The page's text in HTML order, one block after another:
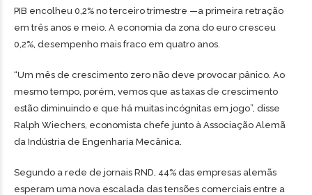
PIB encolheu 0,2% no terceiro trimestre —a primeira retração
em três anos e meio. A economia da zona do euro cresceu
0,2%, desempenho mais fraco em quatro anos.
“Um mês de crescimento zero não deve provocar pânico. Ao
mesmo tempo, porém, vemos que as taxas de crescimento
estão diminuindo e que há muitas incógnitas em jogo”, disse
Ralph Wiechers, economista chefe junto à Associação Alemã
da Indústria de Engenharia Mecânica.
Segundo a rede de jornais RND, 44% das empresas alemãs
esperam uma nova escalada das tensões comerciais entre a